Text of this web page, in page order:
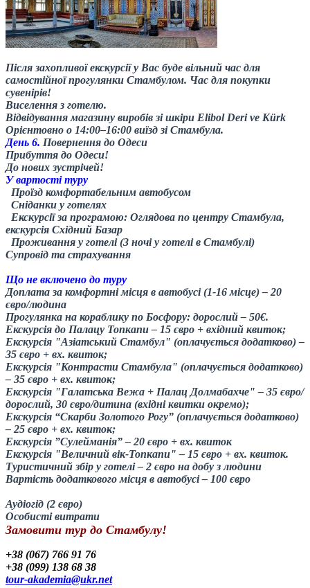
Після захопливої екскурсії у Вас буде вільний час для
самостійної прогулянки Стамбулом. Час для покупки
сувенірів!
Виселення з готелю.
Відвідування магазину виробів зі шкіри Elibol Deri ve Kürk
Орієнтовно о 14:00–16:00 виїзд зі Стамбула.
День 6. Повернення до Одеси
Прибуття до Одеси!
До нових зустрічей!
У вартості туру
Проїзд комфортабельним автобусом
Сніданки у готелях
Екскурсії за програмою: Оглядова по центру Стамбула,
екскурсія Східний Базар
Проживання у готелі (3 ночі у готелі в Стамбулі)
Супровід та страхування
Що не включено до туру
Доплата за комфортні місця в автобусі (1-16 місце) – 20
євро/людина
Прогулянка на кораблику по Босфору: дорослий – 50€.
Екскурсія до Палацу Топкапи – 15 євро + вхідний квиток;
Екскурсія "Азіатський Стамбул" (оплачується додатково) –
35 євро + вх. квиток;
Екскурсія "Контрасти Стамбула" (оплачується додатково)
– 35 євро + вх. квиток;
Екскурсія "Галатська Вежа + Палац Долмабахче" – 35 євро/
дорослий, 30 євро/дитина (вхідні квитки окремо);
Екскурсія “Скарби Золотого Рогу” (оплачується додатково)
– 25 євро + вх. квиток;
Екскурсія ”Сулейманія” – 20 євро + вх. квиток
Екскурсія "Величний вік-Топкапи" – 15 євро + вх. квиток.
Туристичний збір у готелі – 2 євро на добу з людини
Вартість додаткового місця в автобусі – 100 євро
Аудіогід (2 євро)
Особисті витрати
Замовити тур до Стамбулу!
+38 (067) 766 91 76
+38 (099) 138 68 38
tour-akademia@ukr.net